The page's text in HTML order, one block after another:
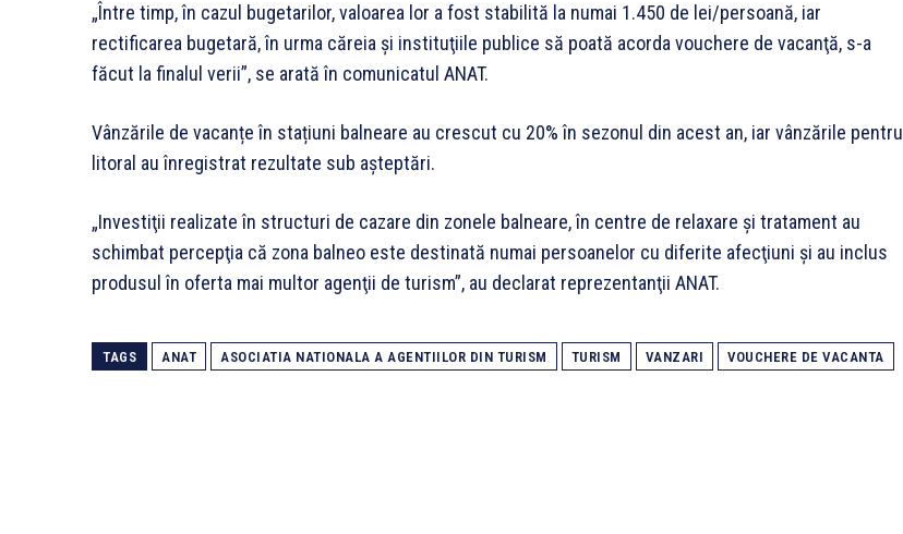
„Între timp, în cazul bugetarilor, valoarea lor a fost stabilită la numai 1.450 de lei/persoană, iar
rectificarea bugetară, în urma căreia şi instituţiile publice să poată acorda vouchere de vacanţă, s-a
făcut la finalul verii”, se arată în comunicatul ANAT.
Vânzările de vacanțe în stațiuni balneare au crescut cu 20% în sezonul din acest an, iar vânzările pentru
litoral au înregistrat rezultate sub așteptări.
„Investiţii realizate în structuri de cazare din zonele balneare, în centre de relaxare şi tratament au
schimbat percepţia că zona balneo este destinată numai persoanelor cu diferite afecţiuni şi au inclus
produsul în oferta mai multor agenţii de turism”, au declarat reprezentanţii ANAT.
TAGS ANAT ASOCIATIA NATIONALA A AGENTIILOR DIN TURISM TURISM VANZARI VOUCHERE DE VACANTA